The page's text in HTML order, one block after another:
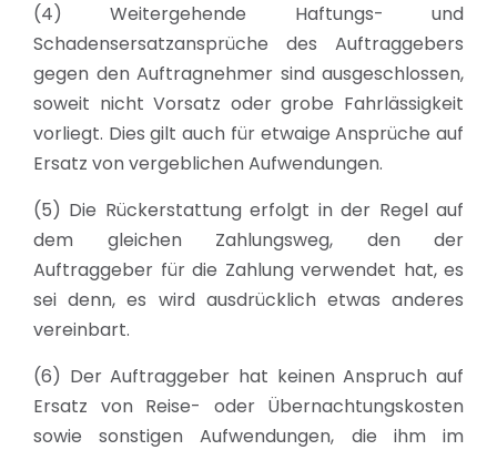
(4) Weitergehende Haftungs- und
Schadensersatzansprüche des Auftraggebers
gegen den Auftragnehmer sind ausgeschlossen,
soweit nicht Vorsatz oder grobe Fahrlässigkeit
vorliegt. Dies gilt auch für etwaige Ansprüche auf
Ersatz von vergeblichen Aufwendungen.
(5) Die Rückerstattung erfolgt in der Regel auf
dem gleichen Zahlungsweg, den der
Auftraggeber für die Zahlung verwendet hat, es
sei denn, es wird ausdrücklich etwas anderes
vereinbart.
(6) Der Auftraggeber hat keinen Anspruch auf
Ersatz von Reise- oder Übernachtungskosten
sowie sonstigen Aufwendungen, die ihm im